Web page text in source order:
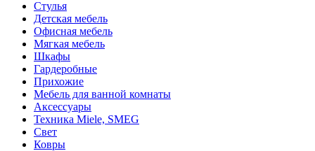
Стулья
Детская мебель
Офисная мебель
Мягкая мебель
Шкафы
Гардеробные
Прихожие
Мебель для ванной комнаты
Аксессуары
Техника Miele, SMEG
Свет
Ковры